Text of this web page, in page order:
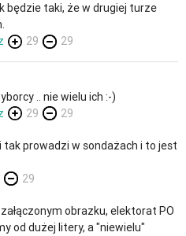
będzie taki, że w drugiej turze
29 29
.. nie wielu ich :-)
29 29
tak prowadzi w sondażach i to jest
29
obrazku, elektorat PO
od dużej litery, a "niewielu"